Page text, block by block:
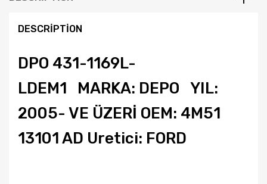
4m51
quantity
DESCRIPTION
DPO 431-1169L-
LDEM1 MARKA: DEPO YIL:
2005- VE ÜZERİ OEM: 4M51
13101 AD Uretici: FORD